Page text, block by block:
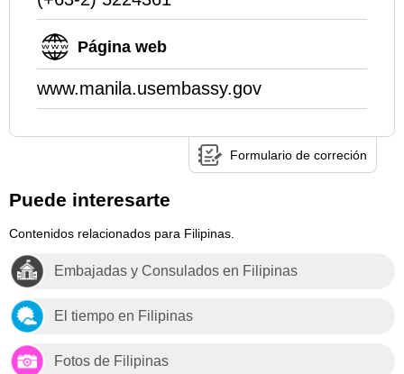
Página web
www.manila.usembassy.gov
Formulario de correción
Puede interesarte
Contenidos relacionados para Filipinas.
Embajadas y Consulados en Filipinas
El tiempo en Filipinas
Fotos de Filipinas